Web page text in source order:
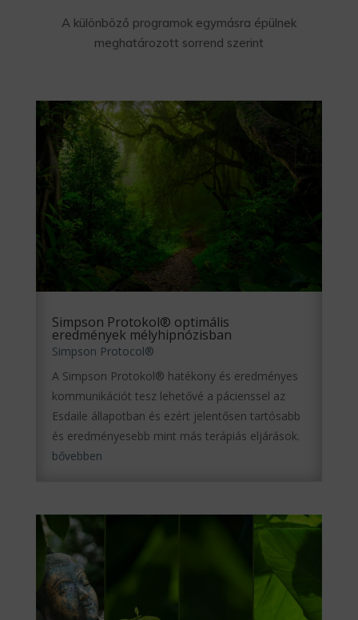
A különböző programok egymásra épülnek
meghatározott sorrend szerint
Simpson Protokol® optimális
eredmények mélyhipnózisban
Simpson Protocol®
A Simpson Protokol® hatékony és eredményes
kommunikációt tesz lehetővé a pácienssel az
Esdaile állapotban és ezért jelentősen tartósabb
és eredményesebb mint más terápiás eljárások.
bővebben